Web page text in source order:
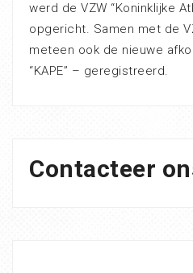
werd de VZW “Koninklijke
opgericht. Samen met de
meteen ook de nieuwe
“KAPE” – geregistreerd.
Contacteer